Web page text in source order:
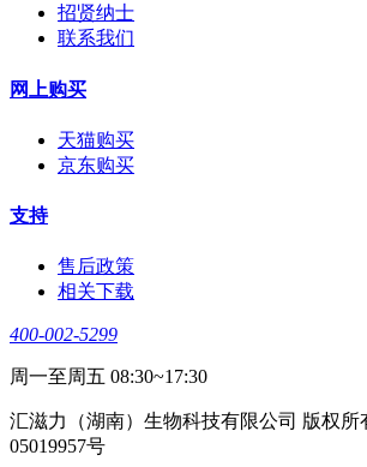
招贤纳士
联系我们
网上购买
天猫购买
京东购买
支持
售后政策
相关下载
400-002-5299
周一至周五 08:30~17:30
汇滋力（湖南）生物科技有限公司 版权所
05019957号